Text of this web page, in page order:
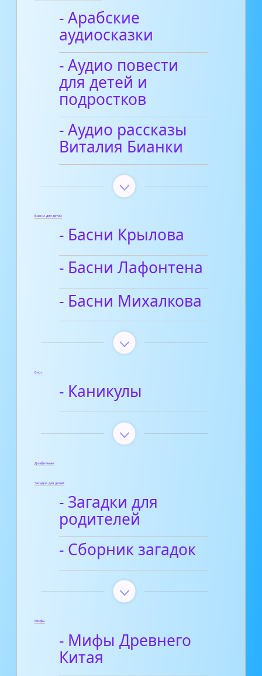
- Арабские
аудиосказки
- Аудио повести
для детей и
подростков
- Аудио рассказы
Виталия Бианки
Басни для детей
- Басни Крылова
- Басни Лафонтена
- Басни Михалкова
Блог
- Каникулы
Диафильмы
Загадки для детей
- Загадки для
родителей
- Сборник загадок
Мифы
- Мифы Древнего
Китая